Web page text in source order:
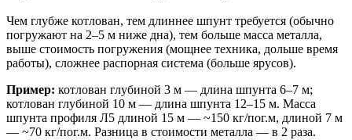
Чем глубже котлован, тем длиннее шпунт требуется (обычно
погружают на 2–5 м ниже дна), тем больше масса металла,
выше стоимость погружения (мощнее техника, дольше время
работы), сложнее распорная система (больше ярусов).
Пример: котлован глубиной 3 м — длина шпунта 6–7 м;
котлован глубиной 10 м — длина шпунта 12–15 м. Масса
шпунта профиля Л5 длиной 15 м — ~150 кг/пог.м, длиной 7 м
— ~70 кг/пог.м. Разница в стоимости металла — в 2 раза.